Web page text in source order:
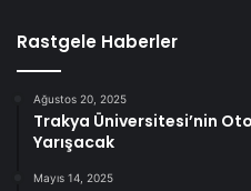
Rastgele Haberler
Ağustos 20, 2025
Trakya Üniversitesi’nin
Yarışacak
Mayıs 14, 2025